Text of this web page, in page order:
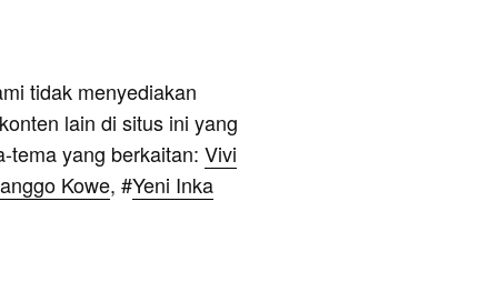
tidak menyediakan
lain di situs ini yang
tema yang berkaitan: Vivi
Kowe, #Yeni Inka